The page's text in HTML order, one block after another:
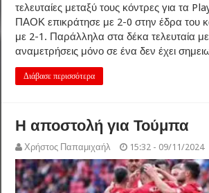
τελευταίες μεταξύ τους κόντρες για τα
ΠΑΟΚ επικράτησε με 2-0 στην έδρα του
με 2-1. Παράλληλα στα δέκα τελευταία
αναμετρήσεις μόνο σε ένα δεν έχει
Διάβασε περισσότερα
Η αποστολή για Τούμπα
Χρήστος Παπαμιχαήλ 15:32 - 09/11/2024